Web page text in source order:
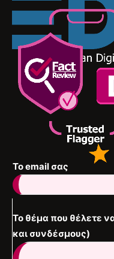
To email σας
Το θέμα που θέλετε
και συνδέσμους)